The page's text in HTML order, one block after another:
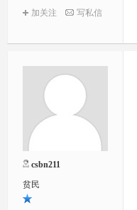
加关注
写私信
csbn211
贫民